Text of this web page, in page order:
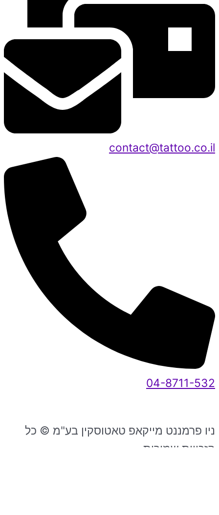
contact@tattoo.co.il
04-8711-532
ניו פרמננט מייקאפ טאטוסקין בע"מ © כל
הזכויות שמורות